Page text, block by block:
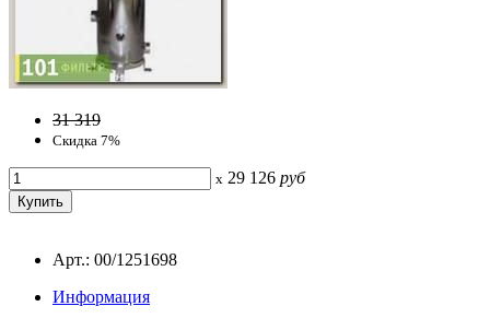
31 319
Скидка 7%
x 29 126 руб
Арт.: 00/1251698
Информация